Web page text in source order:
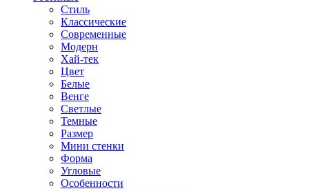
Стиль
Классические
Современные
Модерн
Хай-тек
Цвет
Белые
Венге
Светлые
Темные
Размер
Мини стенки
Форма
Угловые
Особенности